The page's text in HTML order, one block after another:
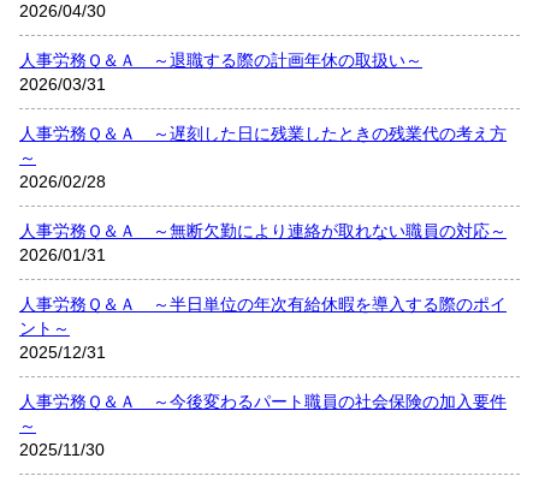
2026/04/30
人事労務Ｑ＆Ａ ～退職する際の計画年休の取扱い～
2026/03/31
人事労務Ｑ＆Ａ ～遅刻した日に残業したときの残業代の考え方
～
2026/02/28
人事労務Ｑ＆Ａ ～無断欠勤により連絡が取れない職員の対応～
2026/01/31
人事労務Ｑ＆Ａ ～半日単位の年次有給休暇を導入する際のポイ
ント～
2025/12/31
人事労務Ｑ＆Ａ ～今後変わるパート職員の社会保険の加入要件
～
2025/11/30